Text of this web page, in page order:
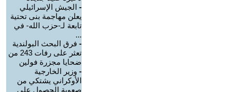
- الجيش الإسرائيلي
يعلن مهاجمة بنى تحتية
تابعة لـ-حزب الله- في
...
- فرق البحث البولندية
تعثر على رفات 243 من
ضحايا مجزرة فولين
- وزير الخارجية
الأوكراني يشتكي من
صعوبة الحصول على